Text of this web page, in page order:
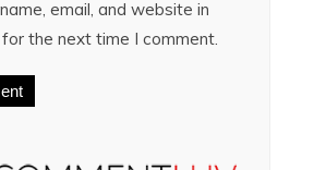
email, and website in
the next time I comment.